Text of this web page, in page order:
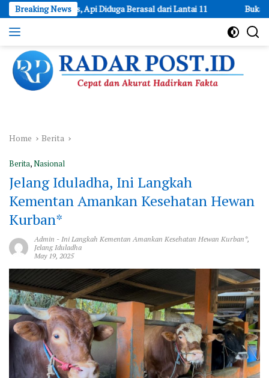
Skip
to
content
Breaking News
Api Diduga Berasal dari Lantai 11 Buka Peluang Usaha:
dan
Akurat
Hadirkan
Fakta
Home Berita
Berita,Nasional
Jelang Iduladha, Ini Langkah
Kementan Amankan Kesehatan Hewan
Kurban*
Admin - Ini Langkah Kementan Amankan Kesehatan Hewan Kurban*,
Jelang Iduladha
May 19, 2025